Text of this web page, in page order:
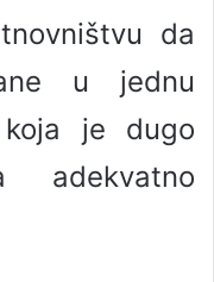
da
u jednu
koja je dugo
adekvatno